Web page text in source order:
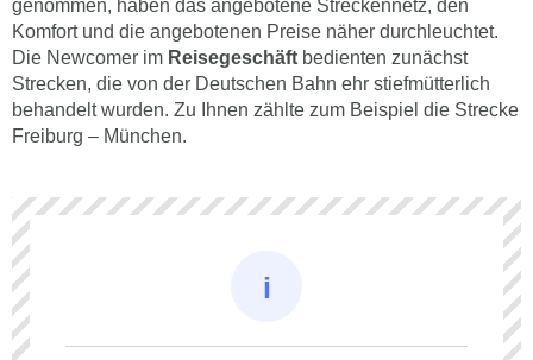
genommen, haben das angebotene Streckennetz, den
Komfort und die angebotenen Preise näher durchleuchtet.
Die Newcomer im Reisegeschäft bedienten zunächst
Strecken, die von der Deutschen Bahn ehr stiefmütterlich
behandelt wurden. Zu Ihnen zählte zum Beispiel die Strecke
Freiburg – München.